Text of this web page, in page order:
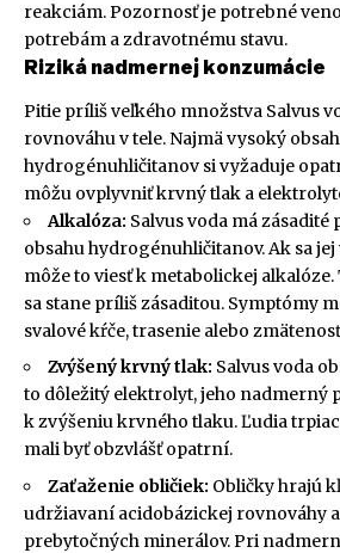
reakciám. Pozornosť je potrebné
potrebám a zdravotnému stavu.
Riziká nadmernej konzumácie
Pitie príliš veľkého množstva Salvus
rovnováhu v tele. Najmä vysoký
hydrogénuhličitanov si vyžaduje
môžu ovplyvniť krvný tlak a
Alkalóza: Salvus voda má
obsahu hydrogénuhličitanov. Ak sa
môže to viesť k metabolickej
sa stane príliš zásaditou. Symptómy
svalové kŕče, trasenie alebo
Zvýšený krvný tlak: Salvus voda
to dôležitý elektrolyt, jeho nadmerný
k zvýšeniu krvného tlaku. Ľudia
mali byť obzvlášť opatrní.
Zaťaženie obličiek: Obličky hrajú
udržiavaní acidobázickej rovnováhy
prebytočných minerálov. Pri